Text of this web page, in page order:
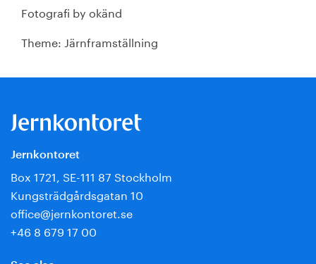
Fotografi by okänd
Theme: Järnframställning
Jernkontoret
Box 1721, SE-111 87 Stockholm
Kungsträdgårdsgatan 10
office@jernkontoret.se
+46 8 679 17 00